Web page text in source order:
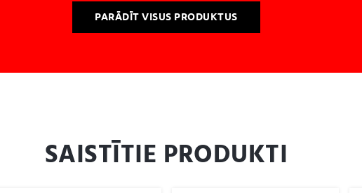
PARĀDĪT VISUS PRODUKTUS
SAISTĪTIE PRODUKTI